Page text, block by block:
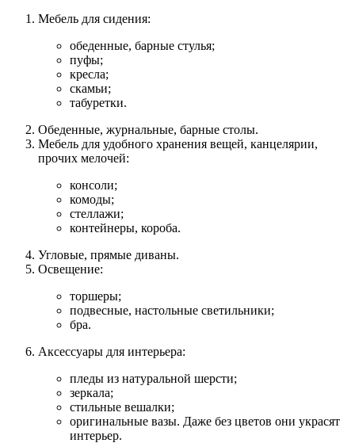
Мебель для сидения:
обеденные, барные стулья;
пуфы;
кресла;
скамьи;
табуретки.
Обеденные, журнальные, барные столы.
Мебель для удобного хранения вещей, канцелярии,
прочих мелочей:
консоли;
комоды;
стеллажи;
контейнеры, короба.
Угловые, прямые диваны.
Освещение:
торшеры;
подвесные, настольные светильники;
бра.
Аксессуары для интерьера:
пледы из натуральной шерсти;
зеркала;
стильные вешалки;
оригинальные вазы. Даже без цветов они украсят
интерьер.